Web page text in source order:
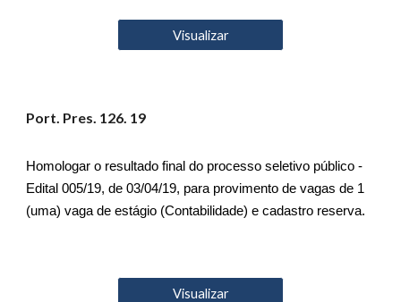
Visualizar
Port. Pres. 126. 19
Homologar o resultado final do processo seletivo público -
Edital 005/19, de 03/04/19, para provimento de vagas de 1
(uma) vaga de estágio (Contabilidade) e cadastro reserva.
Visualizar